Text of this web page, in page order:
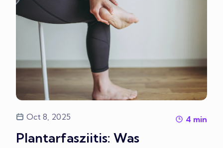
Oct 8, 2025 4 min
Plantarfasziitis: Was